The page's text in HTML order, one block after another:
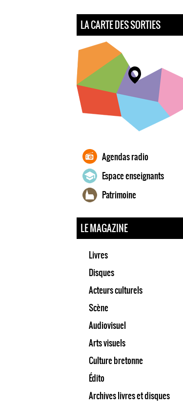
LA CARTE DES SORTIES
Agendas radio
Espace enseignants
Patrimoine
LE MAGAZINE
Livres
Disques
Acteurs culturels
Scène
Audiovisuel
Arts visuels
Culture bretonne
Édito
Archives livres et disques